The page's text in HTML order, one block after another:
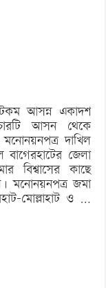
আসন্ন একাদশ
আসন থেকে
দাখিল
বাগেরহাটের জেলা
বিশ্বাসের কাছে
মনোনয়নপত্র জমা
মোল্লাহাট ও …